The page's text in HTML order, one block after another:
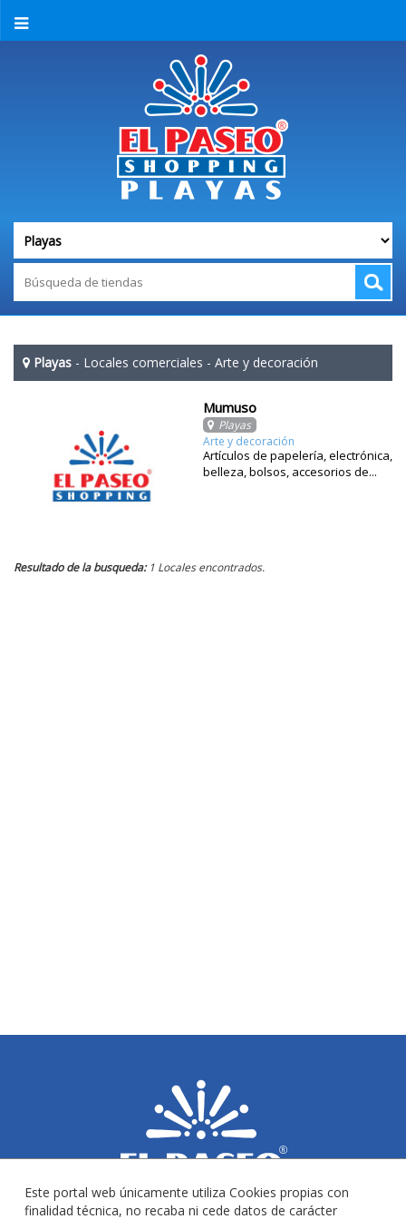
Playas - Locales comerciales - Arte y decoración
Mumuso
Playas
Arte y decoración
Artículos de papelería, electrónica,
belleza, bolsos, accesorios de...
Resultado de la busqueda:1 Locales encontrados.
Este portal web únicamente utiliza Cookies propias con
finalidad técnica, no recaba ni cede datos de carácter